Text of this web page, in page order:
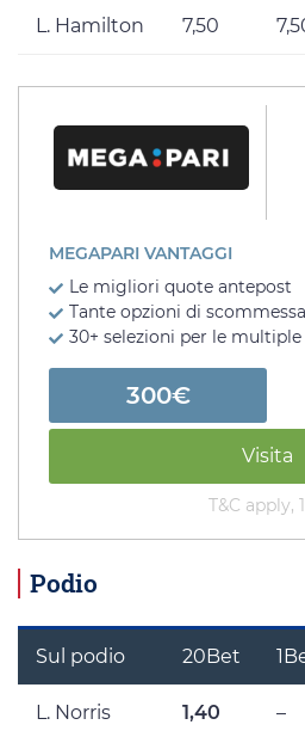
L. Hamilton 7,50
MEGAPARI VANTAGGI
Le migliori quote antepost
Tante opzioni di scommessa
30+ selezioni per le multiple
300€
Visita
T&C apply,
Podio
Sul podio 20Bet
L. Norris 1,40 –